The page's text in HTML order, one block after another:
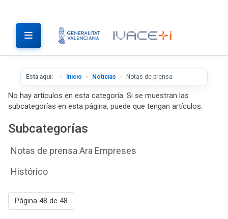
Está aquí: Inicio Noticias Notas de prensa
No hay artículos en esta categoría. Si se muestran las
subcategorías en esta página, puede que tengan artículos.
Subcategorías
Notas de prensa Ara Empreses
Histórico
Página 48 de 48